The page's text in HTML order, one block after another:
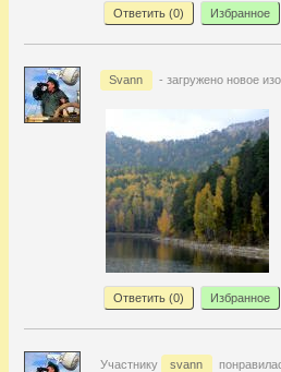
Ответить (0) Избранное
Svann - загружено новое
Ответить (0) Избранное
Участнику svann